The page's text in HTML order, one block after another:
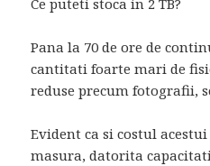
Pana la 70 de ore de
cantitati foarte mari de
reduse precum fotografii,
Evident ca si costul
masura, datorita